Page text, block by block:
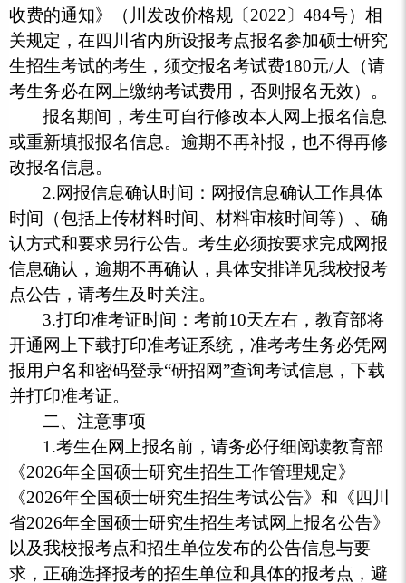
收费的通知》（川发改价格规〔2022〕484号）相
关规定，在四川省内所设报考点报名参加硕士研究
生招生考试的考生，须交报名考试费180元/人（请
考生务必在网上缴纳考试费用，否则报名无效）。
报名期间，考生可自行修改本人网上报名信息
或重新填报报名信息。逾期不再补报，也不得再修
改报名信息。
2.网报信息确认时间：网报信息确认工作具体
时间（包括上传材料时间、材料审核时间等）、确
认方式和要求另行公告。考生必须按要求完成网报
信息确认，逾期不再确认，具体安排详见我校报考
点公告，请考生及时关注。
3.打印准考证时间：考前10天左右，教育部将
开通网上下载打印准考证系统，准考考生务必凭网
报用户名和密码登录“研招网”查询考试信息，下载
并打印准考证。
二、注意事项
1.考生在网上报名前，请务必仔细阅读教育部
《2026年全国硕士研究生招生工作管理规定》
《2026年全国硕士研究生招生考试公告》和《四川
省2026年全国硕士研究生招生考试网上报名公告》
以及我校报考点和招生单位发布的公告信息与要
求，正确选择报考的招生单位和具体的报考点，避